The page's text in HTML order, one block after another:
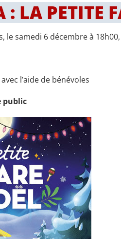
LA PETITE
le samedi 6 décembre à 18h00,
l’aide de bénévoles
public